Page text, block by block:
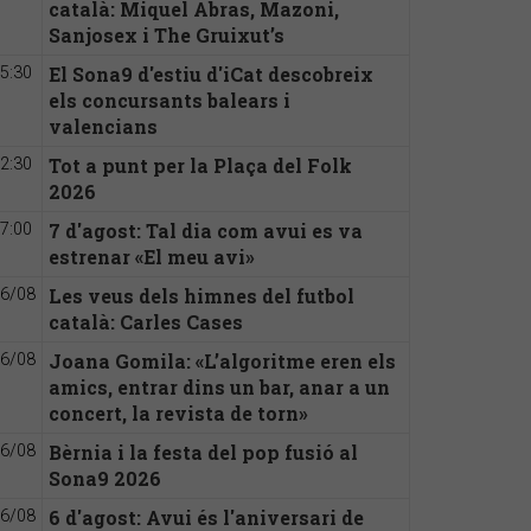
català: Miquel Abras, Mazoni,
Sanjosex i The Gruixut’s
El Sona9 d'estiu d'iCat descobreix
els concursants balears i
valencians
Tot a punt per la Plaça del Folk
2026
7 d'agost: Tal dia com avui es va
estrenar «El meu avi»
08
Les veus dels himnes del futbol
català: Carles Cases
08
Joana Gomila: «L’algoritme eren els
amics, entrar dins un bar, anar a un
concert, la revista de torn»
08
Bèrnia i la festa del pop fusió al
Sona9 2026
08
6 d'agost: Avui és l'aniversari de